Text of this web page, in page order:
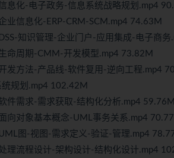
息化-电子政务-信息系统战略规划.mp4
业信息化-ERP-CRM-SCM.mp4 74.63M
知识管理-企业门户-应用集成-电子商务
命周期-CMM-开发模型.mp4 73.82M
发方法-产品线-软件复用-逆向工程.mp4
规划.mp4 102.42M
件需求-需求获取-结构化分析.mp4 59.76M
向对象基本概念-UML事务关系.mp4
图-视图-需求定义-验证-管理.mp4
理流程设计-架构设计-结构化设计.mp4